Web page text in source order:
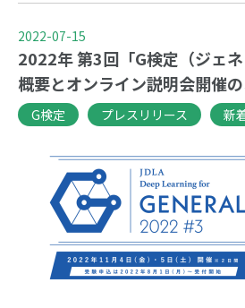
2022-07-15
2022年 第3回「G検定（ジェネ
概要とオンライン説明会開催
G検定 プレスリリース 新